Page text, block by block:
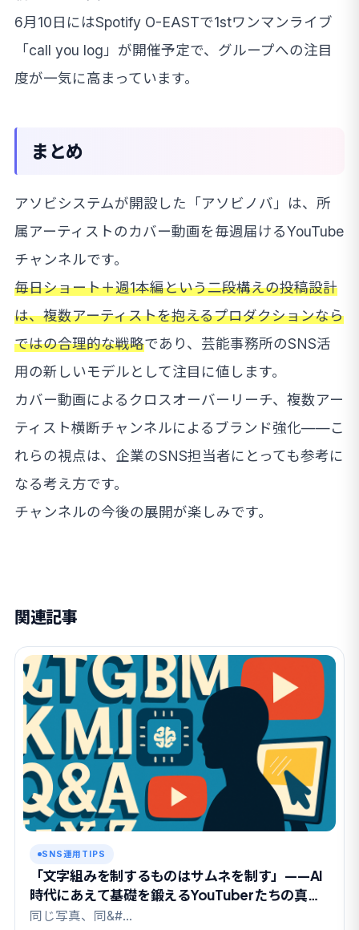
6月10日にはSpotify O-EASTで1stワンマンライブ
「call you log」が開催予定で、グループへの注目
度が一気に高まっています。
まとめ
アソビシステムが開設した「アソビノバ」は、所
属アーティストのカバー動画を毎週届けるYouTube
チャンネルです。
毎日ショート＋週1本編という二段構えの投稿設計
は、複数アーティストを抱えるプロダクションなら
ではの合理的な戦略であり、芸能事務所のSNS活
用の新しいモデルとして注目に値します。
カバー動画によるクロスオーバーリーチ、複数アー
ティスト横断チャンネルによるブランド強化——こ
れらの視点は、企業のSNS担当者にとっても参考に
なる考え方です。
チャンネルの今後の展開が楽しみです。
関連記事
SNS運用TIPS
「文字組みを制するものはサムネを制す」——AI
時代にあえて基礎を鍛えるYouTuberたちの真剣
勝負
同じ写真、同&#…